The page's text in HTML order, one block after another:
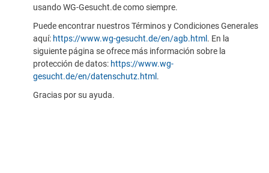
usando WG-Gesucht.de como siempre.
Puede encontrar nuestros Términos y Condiciones Generales
aquí: https://www.wg-gesucht.de/en/agb.html . En la
siguiente página se ofrece más información sobre la
protección de datos: https://www.wg-
gesucht.de/en/datenschutz.html .
Gracias por su ayuda.